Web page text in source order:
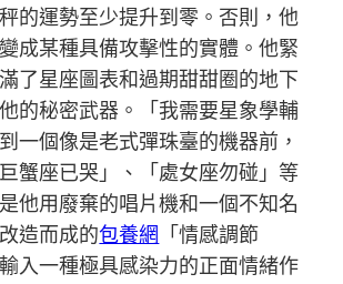
的運勢至少提升到零。否則，他
成某種具備攻擊性的實體。他緊
了星座圖表和過期甜甜圈的地下
的秘密武器。「我需要星象學輔
一個像是老式彈珠臺的機器前，
蟹座已哭」、「處女座勿碰」等
他用廢棄的唱片機和一個不知名
造而成的包養網
「情感調節
入一種極具感染力的正面情緒作